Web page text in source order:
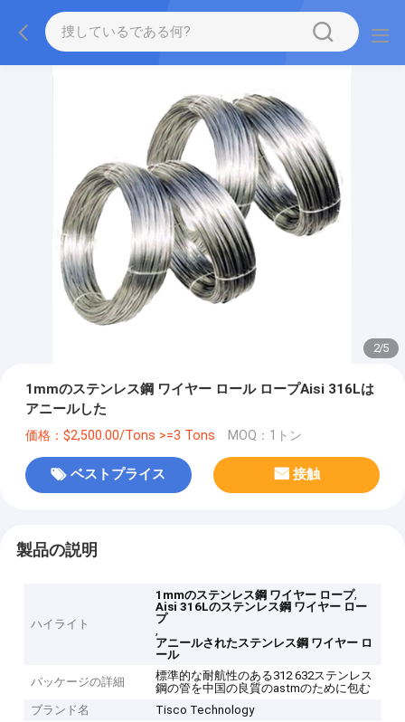
2/5
1mmのステンレス鋼 ワイヤー ロール ロープAisi 316Lは
アニールした
価格：$2,500.00/Tons >=3 Tons MOQ：1トン
ベストプライス 接触
製品の説明
ハイライト
1mmのステンレス鋼 ワイヤー ロープ,
Aisi 316Lのステンレス鋼 ワイヤー ロー
プ
,
アニールされたステンレス鋼 ワイヤー ロ
ール
パッケージの詳細
標準的な耐航性のある312 632ステンレス
鋼の管を中国の良質のastmのために包む
ブランド名
Tisco Technology